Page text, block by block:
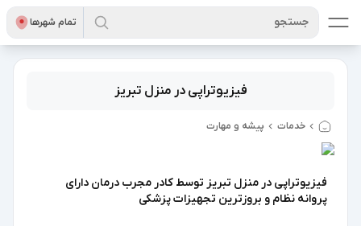
تمام شهر‌ها جستجو
فیزیوتراپی در منزل تبریز
خدمات پیشه و مهارت
فیزیوتراپی در منزل تبریز توسط کادر مجرب درمان دارای
پروانه نظام و بروزترین تجهیزات پزشکی